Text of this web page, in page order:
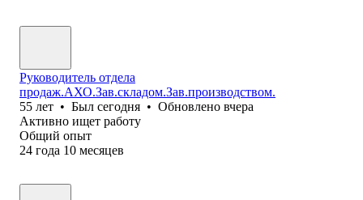
Руководитель отдела
продаж.АХО.Зав.складом.Зав.производством.
55 лет • Был сегодня • Обновлено вчера
Активно ищет работу
Общий опыт
24 года 10 месяцев